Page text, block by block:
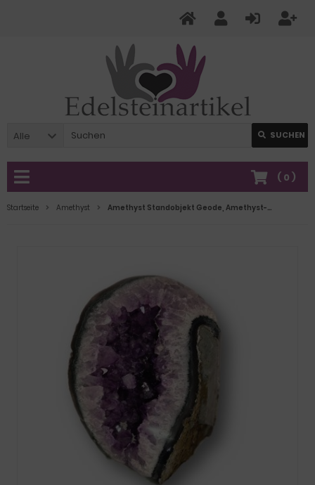
Alle SUCHEN
( 0 )
Startseite Amethyst Amethyst Standobjekt Geode, Amethyst-Kristall-Druse geschwungene, polierte Form, N960